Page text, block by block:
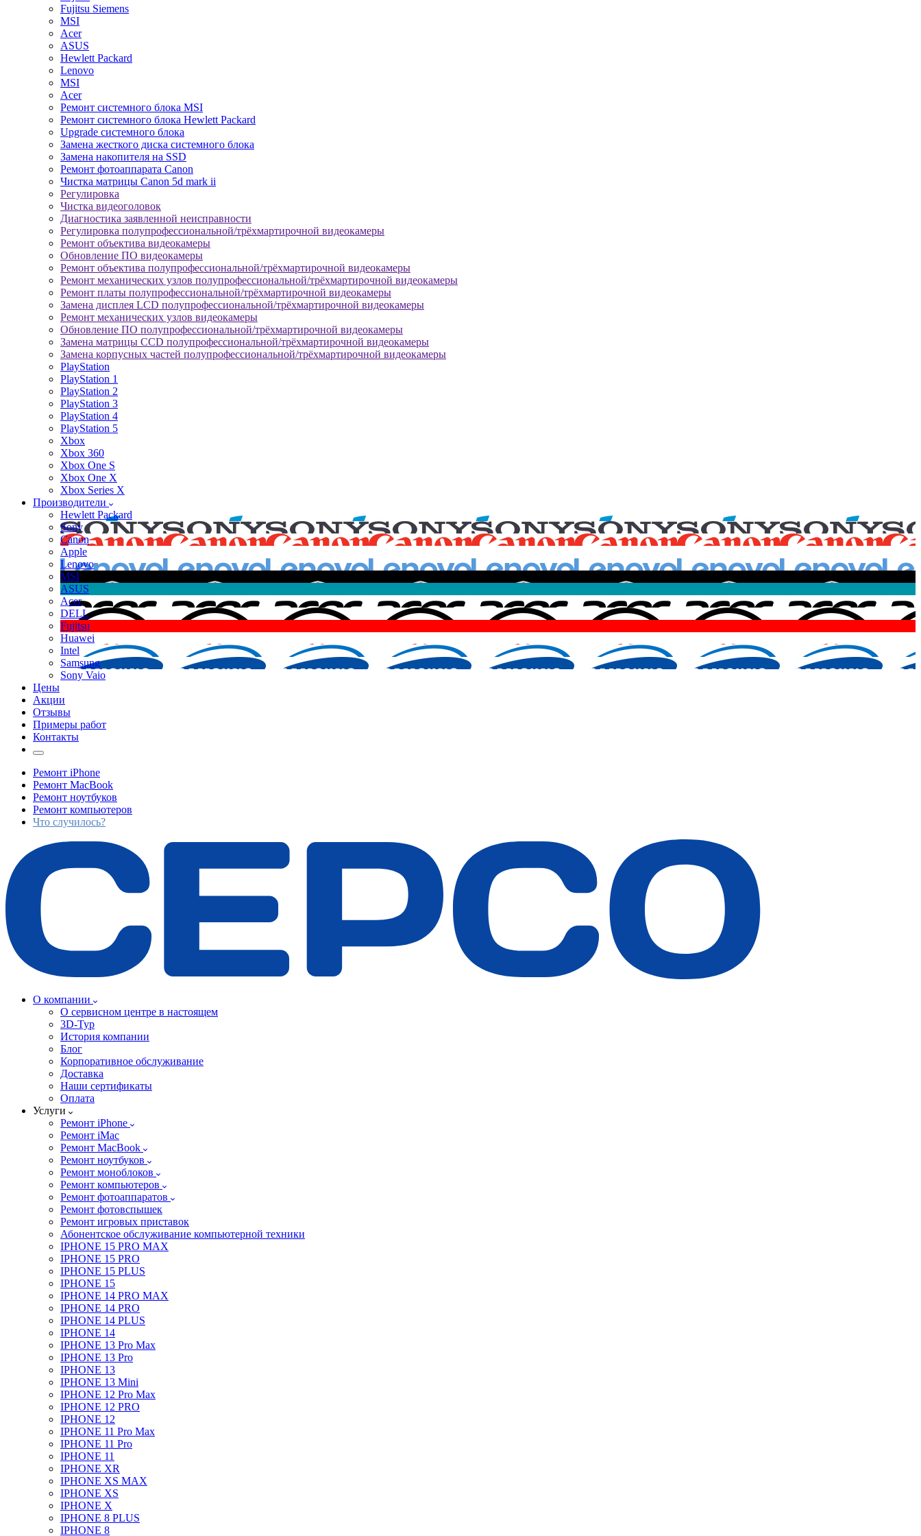
Fujitsu Siemens
MSI
Acer
ASUS
Hewlett Packard
Lenovo
MSI
Acer
Ремонт системного блока MSI
Ремонт системного блока Hewlett Packard
Upgrade системного блока
Замена жесткого диска системного блока
Замена накопителя на SSD
Ремонт фотоаппарата Canon
Чистка матрицы Canon 5d mark ii
Регулировка
Чистка видеоголовок
Диагностика заявленной неисправности
Регулировка полупрофессиональной/трёхмартирочной видеокамеры
Ремонт объектива видеокамеры
Обновление ПО видеокамеры
Ремонт объектива полупрофессиональной/трёхмартирочной видеокамеры
Ремонт механических узлов полупрофессиональной/трёхмартирочной видеокамеры
Ремонт платы полупрофессиональной/трёхмартирочной видеокамеры
Замена дисплея LCD полупрофессиональной/трёхмартирочной видеокамеры
Ремонт механических узлов видеокамеры
Обновление ПО полупрофессиональной/трёхмартирочной видеокамеры
Замена матрицы CCD полупрофессиональной/трёхмартирочной видеокамеры
Замена корпусных частей полупрофессиональной/трёхмартирочной видеокамеры
PlayStation
PlayStation 1
PlayStation 2
PlayStation 3
PlayStation 4
PlayStation 5
Xbox
Xbox 360
Xbox One S
Xbox One X
Xbox Series X
Производители
Hewlett Packard
Sony
Canon
Apple
Lenovo
MSI
ASUS
Acer
DELL
Fujitsu
Huawei
Intel
Samsung
Sony Vaio
Цены
Акции
Отзывы
Примеры работ
Контакты
Ремонт iPhone
Ремонт MacBook
Ремонт ноутбуков
Ремонт компьютеров
Что случилось?
О компании
О сервисном центре в настоящем
3D-Тур
История компании
Блог
Корпоративное обслуживание
Доставка
Наши сертификаты
Оплата
Услуги
Ремонт iPhone
Ремонт iMac
Ремонт MacBook
Ремонт ноутбуков
Ремонт моноблоков
Ремонт компьютеров
Ремонт фотоаппаратов
Ремонт фотовспышек
Ремонт игровых приставок
Абонентское обслуживание компьютерной техники
IPHONE 15 PRO MAX
IPHONE 15 PRO
IPHONE 15 PLUS
IPHONE 15
IPHONE 14 PRO MAX
IPHONE 14 PRO
IPHONE 14 PLUS
IPHONE 14
IPHONE 13 Pro Max
IPHONE 13 Pro
IPHONE 13
IPHONE 13 Mini
IPHONE 12 Pro Max
IPHONE 12 PRO
IPHONE 12
IPHONE 11 Pro Max
IPHONE 11 Pro
IPHONE 11
IPHONE XR
IPHONE XS MAX
IPHONE XS
IPHONE X
IPHONE 8 PLUS
IPHONE 8